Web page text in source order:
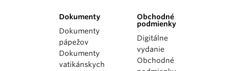
Dokumenty
Dokumenty
pápežov
Dokumenty
vatikánskych
Obchodné
podmienky
Digitálne
vydanie
Obchodné